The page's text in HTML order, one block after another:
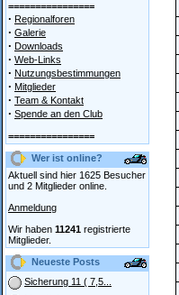
================
· Regionalforen
· Galerie
· Downloads
· Web-Links
· Nutzungsbestimmungen
· Mitglieder
· Team & Kontakt
· Spende an den Club
================
Wer ist online?
Aktuell sind hier 1625 Besucher
und 2 Mitglieder online.
Anmeldung
Wir haben 11241 registrierte
Mitglieder.
Neueste Posts
Sicherung 11 ( 7,5...